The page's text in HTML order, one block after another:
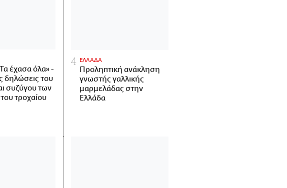
έχασα όλα» -
δηλώσεις του
συζύγου των
τροχαίου
ΕΛΛΑΔΑ
Προληπτική ανάκληση
γνωστής γαλλικής
μαρμελάδας στην
Ελλάδα